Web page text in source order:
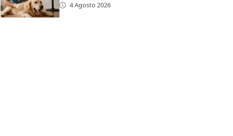
4 Agosto 2026